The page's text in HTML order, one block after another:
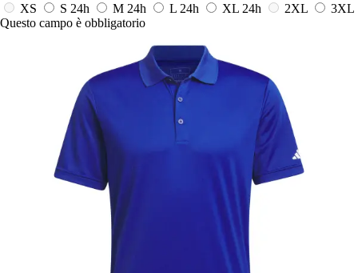
XS
S 24h M 24h L 24h XL 24h 2XL
3XL
Questo campo è obbligatorio